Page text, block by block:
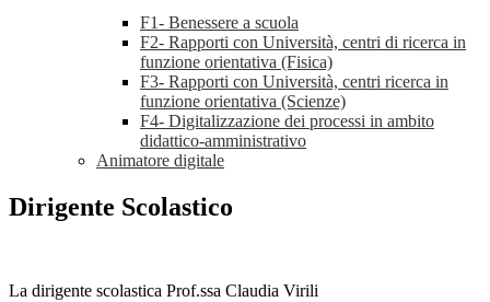
F1- Benessere a scuola
F2- Rapporti con Università, centri di ricerca in
funzione orientativa (Fisica)
F3- Rapporti con Università, centri ricerca in
funzione orientativa (Scienze)
F4- Digitalizzazione dei processi in ambito
didattico-amministrativo
Animatore digitale
Dirigente Scolastico
La dirigente scolastica Prof.ssa Claudia Virili